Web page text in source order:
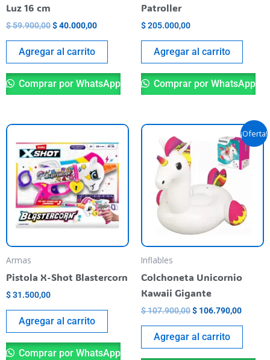
Luz 16 cm
$59.900,00$40.000,00
Agregar al carrito
Comprar por WhatsApp
Patroller
$205.000,00
Agregar al carrito
Comprar por WhatsApp
Armas
Pistola X-Shot Blastercorn
$31.500,00
Agregar al carrito
Comprar por WhatsApp
¡Oferta!
Inflables
Colchoneta Unicornio
Kawaii Gigante
$107.900,00
El
original
$ 107.900,00.
$ 106.790,00
El
precio
actual
es:
$
Agregar al carrito